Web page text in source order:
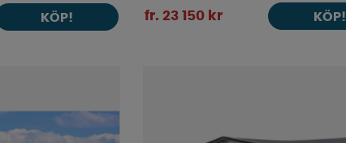
KÖP! fr. 23 150 kr KÖP!